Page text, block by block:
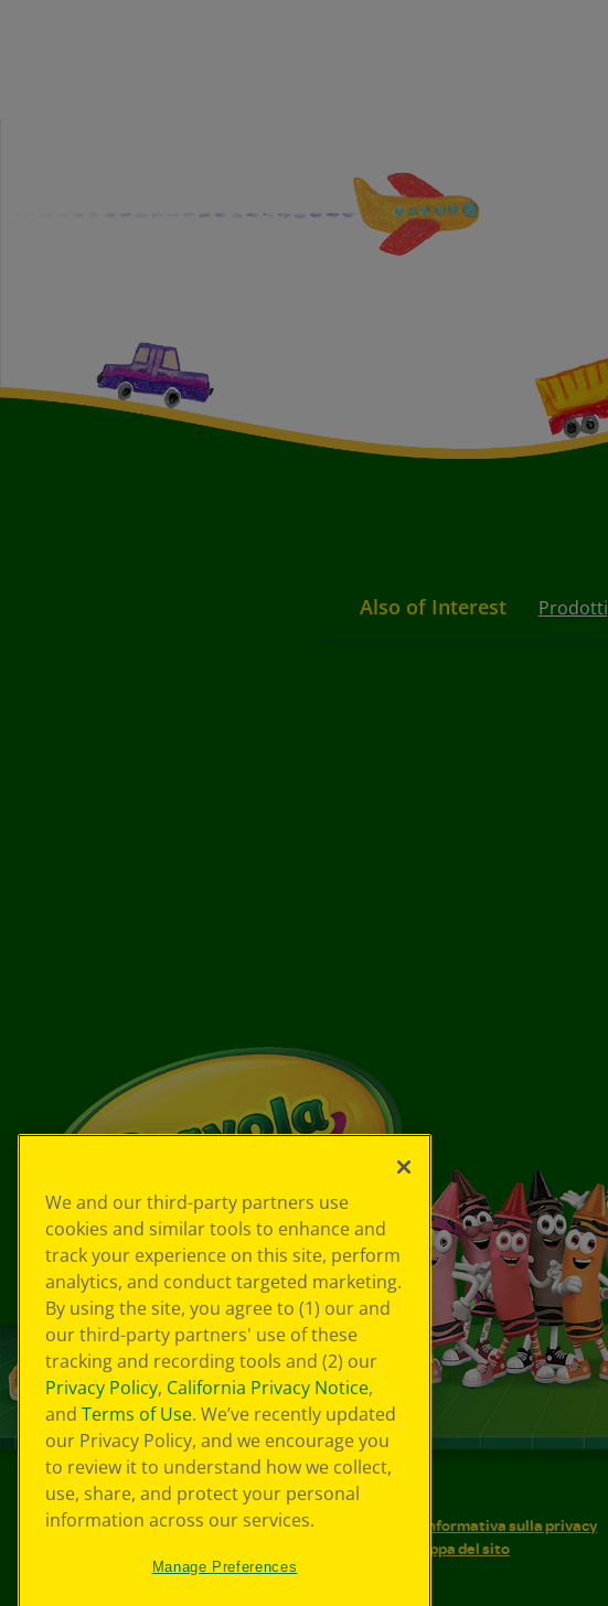
Also of Interest Prodotti
© 2026 Crayola® Tutti i diritti riservati.
Le tue scelte in materia di privacy
Informativa sulla privacy
Mappa del sito
We and our third-party partners use
cookies and similar tools to enhance and
track your experience on this site, perform
analytics, and conduct targeted marketing.
By using the site, you agree to (1) our and
our third-party partners' use of these
tracking and recording tools and (2) our
Privacy Policy, California Privacy Notice,
and Terms of Use. We’ve recently updated
our Privacy Policy, and we encourage you
to review it to understand how we collect,
use, share, and protect your personal
information across our services.
Manage Preferences